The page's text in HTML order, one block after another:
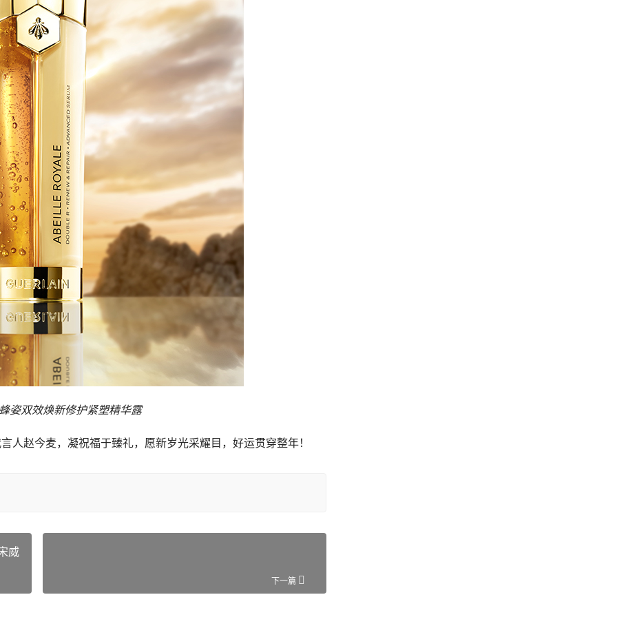
姿双效焕新修护紧塑精华露
人赵今麦，凝祝福于臻礼，愿新岁光采耀目，好运贯穿整年！
威
下一篇